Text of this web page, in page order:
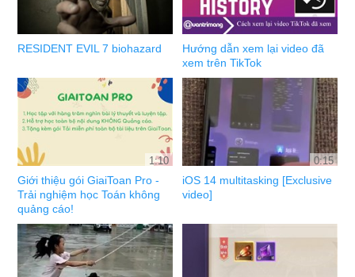
RESIDENT EVIL 7 biohazard
Hướng dẫn xem lại video đã
xem trên TikTok
1:10
Giới thiệu gói GiaiToan Pro -
Trải nghiệm học Toán không
quảng cáo!
0:15
iOS 14 multitasking [Exclusive
video]